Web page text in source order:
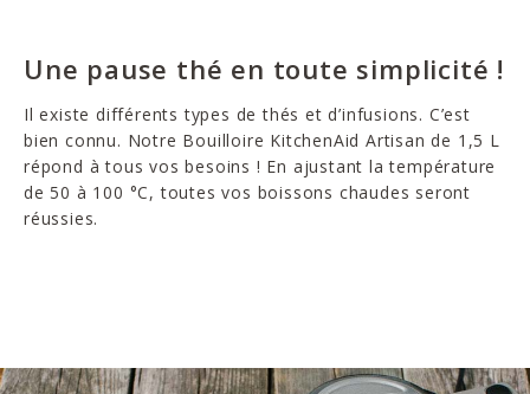
Une pause thé en toute simplicité !
Il existe différents types de thés et d’infusions. C’est
bien connu. Notre Bouilloire KitchenAid Artisan de 1,5 L
répond à tous vos besoins ! En ajustant la température
de 50 à 100 °C, toutes vos boissons chaudes seront
réussies.